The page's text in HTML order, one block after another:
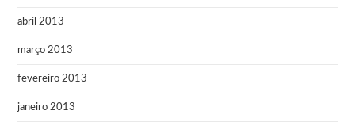
abril 2013
março 2013
fevereiro 2013
janeiro 2013